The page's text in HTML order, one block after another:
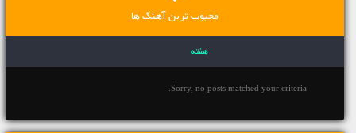
محبوب ترین آهنگ ها
هفته
Sorry, no posts matched your criteria.